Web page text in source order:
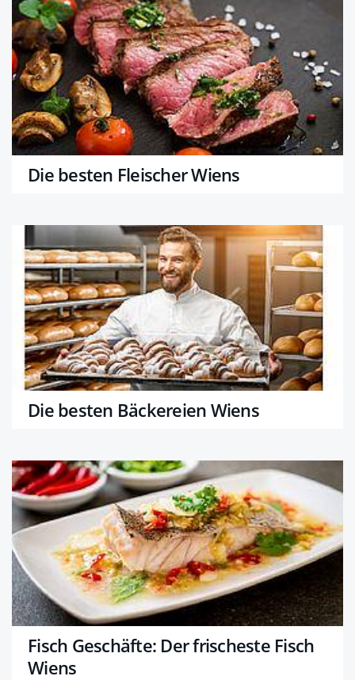
Die besten Fleischer Wiens
Die besten Bäckereien Wiens
Fisch Geschäfte: Der frischeste Fisch
Wiens